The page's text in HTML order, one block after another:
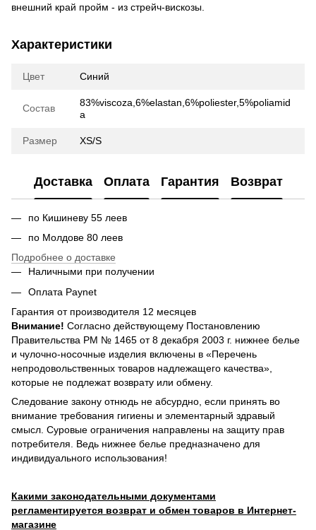
внешний край пройм - из стрейч-вискозы.
Характеристики
Цвет Синий
Состав
83%viscoza,6%elastan,6%poliester,5%poliamid
a
Размер XS/S
Доставка Оплата Гарантия Возврат
по Кишиневу 55 леев
по Молдове 80 леев
Подробнее о доставке
Наличными при получении
Оплата Paynet
Гарантия от производителя 12 месяцев
Внимание! Согласно действующему Постановлению
Правительства РМ № 1465 от 8 декабря 2003 г. нижнее белье
и чулочно-носочные изделия включены в «Перечень
непродовольственных товаров надлежащего качества»,
которые не подлежат возврату или обмену.
Следование закону отнюдь не абсурдно, если принять во
внимание требования гигиены и элементарный здравый
смысл. Суровые ограничения направлены на защиту прав
потребителя. Ведь нижнее белье предназначено для
индивидуального использования!
Какими законодательными документами
регламентируется возврат и обмен товаров в Интернет-
магазине